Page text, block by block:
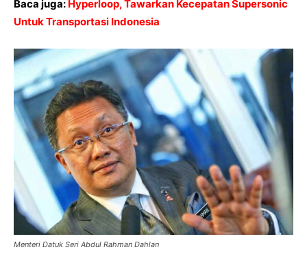
Baca juga: Hyperloop, Tawarkan Kecepatan Supersonic
Untuk Transportasi Indonesia
Menteri Datuk Seri Abdul Rahman Dahlan